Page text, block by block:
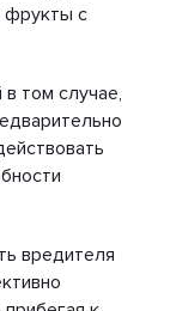
фрукты с
том случае,
вредителя